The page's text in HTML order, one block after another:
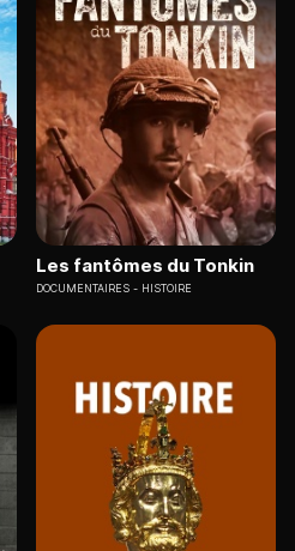
Les fantômes du Tonkin
DOCUMENTAIRES HISTOIRE